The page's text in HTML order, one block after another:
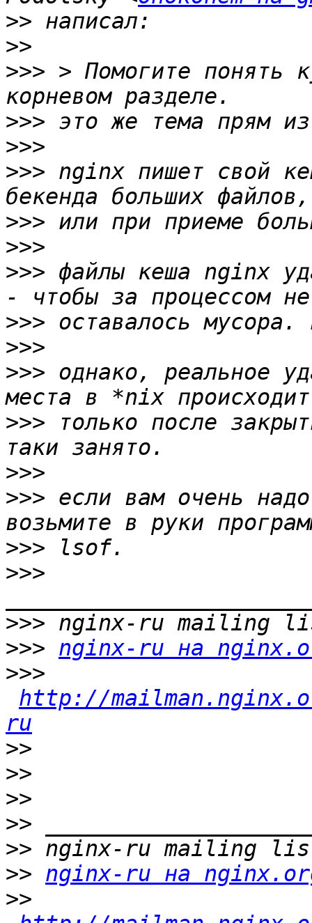
>>
>>
>>> > Помогите понять
>>>
>>>
>>> nginx пишет свой
>>>
>>>
>>> файлы кеша nginx
>>>
>>>
>>> однако, реальное
>>> только после
>>>
>>> если вам очень
>>>
>>>
>>>
>>> nginx-ru на
>>>
http://
ru
>>
>>
>>
>>
>>
>> nginx-ru на
>>